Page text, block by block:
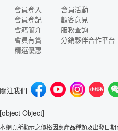
會員登入
會員登記
會籍簡介
會員有賞
精選優惠
會員活動
顧客意見
服務查詢
分銷夥伴合作平台
關注我們
[object Object]
本網頁所顯示之價格因應產品種類及出發日